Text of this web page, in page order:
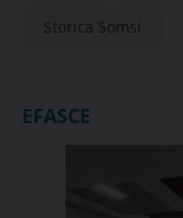
Storica Somsi
EFASCE